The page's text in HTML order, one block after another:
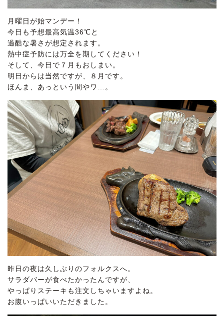
月曜日が始マンデー！
今日も予想最高気温36℃と
過酷な暑さが想定されます。
熱中症予防には万全を期してください！
そして、今日で７月もおしまい。
明日からは当然ですが、８月です。
ほんま、あっという間やワ…。
昨日の夜は久しぶりのフォルクスへ。
サラダバーが食べたかったんですが、
やっぱりステーキも注文しちゃいますよね。
お腹いっぱいいただきました。